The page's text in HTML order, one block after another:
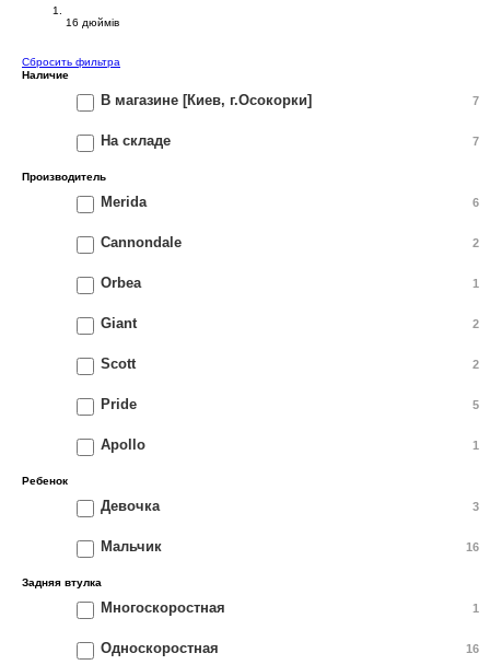
16 дюймів
Сбросить фильтра
Наличие
В магазине [Киев, г.Осокорки] 7
На складе 7
Производитель
Merida 6
Cannondale 2
Orbea 1
Giant 2
Scott 2
Pride 5
Apollo 1
Ребенок
Девочка 3
Мальчик 16
Задняя втулка
Многоскоростная 1
Односкоростная 16